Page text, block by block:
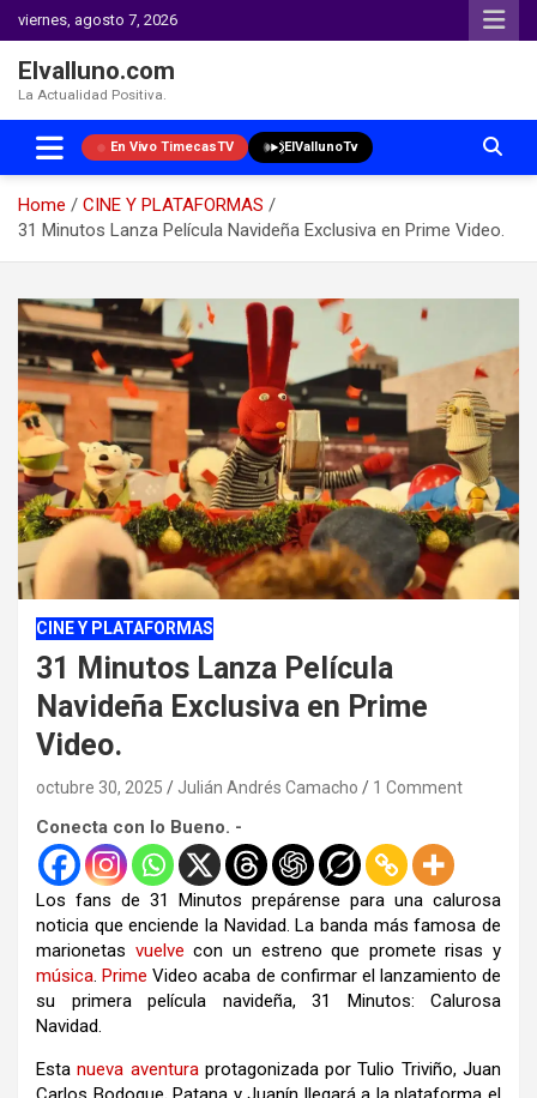
viernes, agosto 7, 2026
Elvalluno.com
La Actualidad Positiva.
En Vivo TimecasTV ElVallunoTv
Home
CINE Y PLATAFORMAS
31 Minutos Lanza Película Navideña Exclusiva en Prime Video.
content
CINE Y PLATAFORMAS
31 Minutos Lanza Película
Navideña Exclusiva en Prime
Video.
octubre 30, 2025 Julián Andrés Camacho 1 Comment
Conecta con lo Bueno. -
Los fans de 31 Minutos prepárense para una calurosa
noticia que enciende la Navidad. La banda más famosa de
marionetas vuelve con un estreno que promete risas y
música.Prime Video acaba de confirmar el lanzamiento de
su primera película navideña, 31 Minutos: Calurosa
Navidad.
Estanueva aventuraprotagonizada por Tulio Triviño, Juan